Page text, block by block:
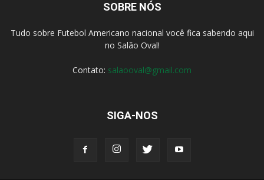
SOBRE NÓS
Tudo sobre Futebol Americano nacional você fica sabendo aqui
no Salão Oval!
Contato: salaooval@gmail.com
SIGA-NOS